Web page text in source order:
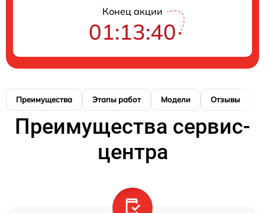
Конец акции
01:13:39
Преимущества Этапы работ Модели Отзывы
Преимущества сервис-
центра